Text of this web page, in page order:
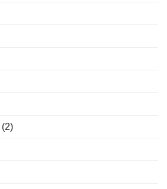
(2)